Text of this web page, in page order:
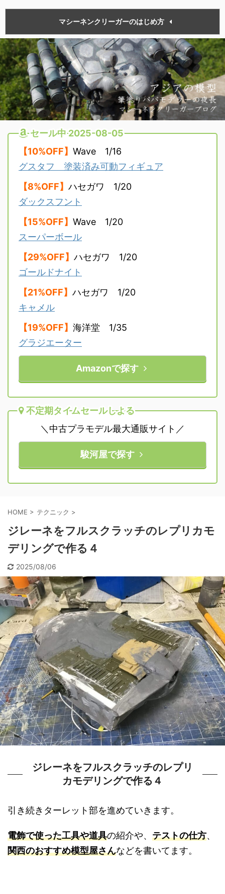
マシーネンクリーガーのはじめ方
セール中 2025-08-05
【10%OFF】 Wave 1/16
グスタフ 塗装済み可動フィギュア
【8%OFF】 ハセガワ 1/20
ダックスフント
【15%OFF】 Wave 1/20
スーパーボール
【29%OFF】 ハセガワ 1/20
ゴールドナイト
【21%OFF】 ハセガワ 1/20
キャメル
【19%OFF】 海洋堂 1/35
グラジエーター
Amazonで探す
不定期タイムセールしよる
＼中古プラモデル最大通販サイト／
駿河屋で探す
HOME > テクニック >
ジレーネをフルスクラッチのレプリカモ
デリングで作る４
2025/08/06
ジレーネをフルスクラッチのレプリ
カモデリングで作る４
引き続きターレット部を進めていきます。
電飾で使った工具や道具の紹介や、 テストの仕方、
関西のおすすめ模型屋さんなどを書いてます。